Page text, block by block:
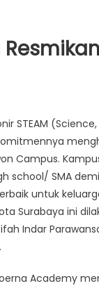
STEAM
Campus.
school/ SMA
untuk
Surabaya ini
Indar
Academy